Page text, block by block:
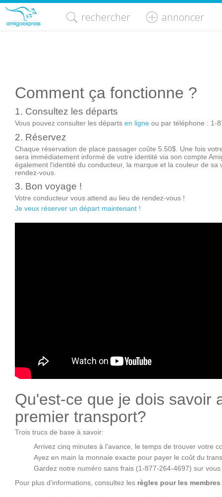
rechercher annoncer
Comment ça fonctionne ?
1. Consultez les départs
Vous pouvez consulter les départs en ligne ou par téléphone : 1-
2. Réservez
Chaque réservation de place passager coûte 5.50$. Une fois
sera immédiatement informé de votre identité via son compte
également l'identité du conducteur, la marque et la couleur de sa
rendez-vous.
3. Bon voyage !
Votre conducteur vous attend au lieu de rendez-vous !
Je veux réserver un départ maintenant !
Qu'est-ce que je dois savoir
premier transport?
Trois trucs de base à savoir:
Arrivez cinq minutes à l'avance, le temps de trouver votre
Ayez en main la monnaie exacte pour payer le coût du
Gardez notre numéro sans frais (1-877-264-4697) sur
Pour plus d'informations, consultez les règles pour les